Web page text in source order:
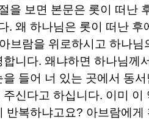
을 보면 본문은 롯이 떠난
. 왜 하나님은 롯이 떠난
브람을 위로하시고 하나
합니다. 왜냐하면 하나님께
을 들어 너 있는 곳에서 동
주신다고 하십니다. 이미 이
반복하냐고요? 아브람에게